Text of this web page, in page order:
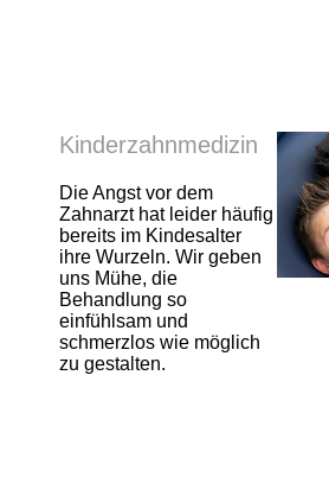
Kinderzahnmedizin
Die Angst vor dem
Zahnarzt hat leider häufig
bereits im Kindesalter
ihre Wurzeln. Wir geben
uns Mühe, die
Behandlung so
einfühlsam und
schmerzlos wie möglich
zu gestalten.